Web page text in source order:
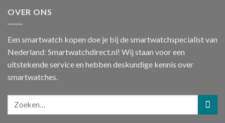
OVER ONS
Een smartwatch kopen doe je bij de smartwatchspecialist van
Nederland: Smartwatchdirect.nl! Wij staan voor een
uitstekende service en hebben deskundige kennis over
smartwatches.